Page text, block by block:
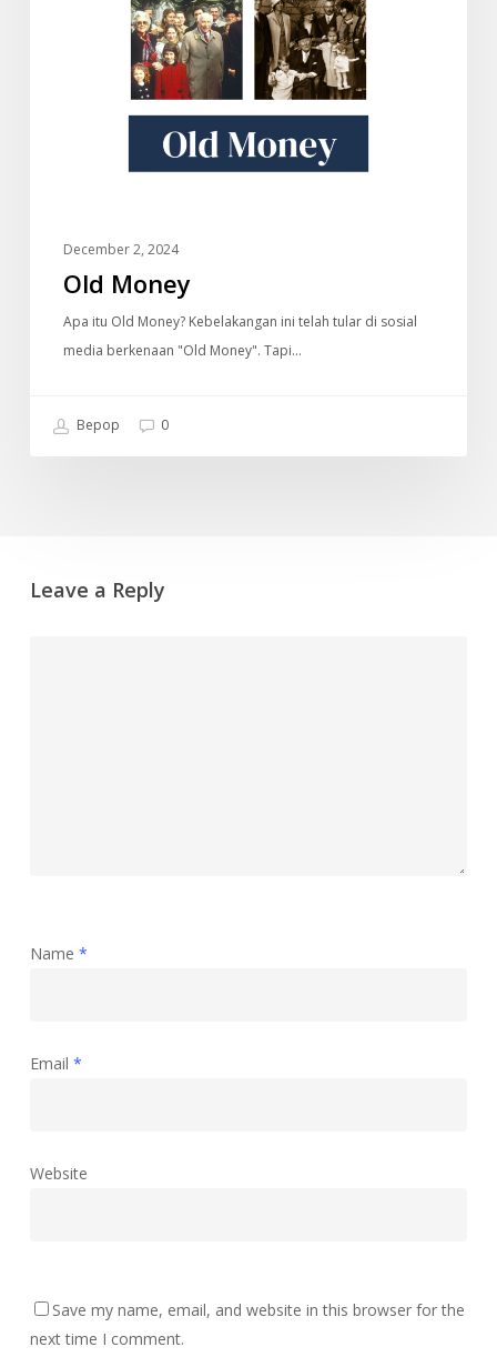
December 2, 2024
Old Money
Apa itu Old Money? Kebelakangan ini telah tular di sosial
media berkenaan "Old Money". Tapi…
Bepop 0
Leave a Reply
Name *
Email *
Website
Save my name, email, and website in this browser for the
next time I comment.